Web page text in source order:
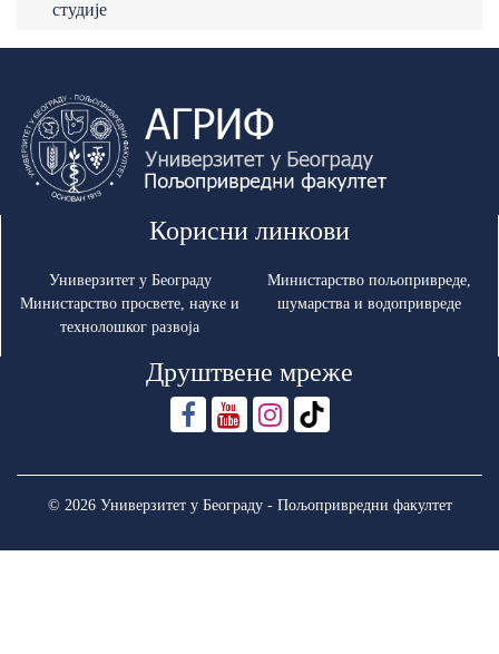
студије
Корисни линкови
Универзитет у Београду
Министарство просвете, науке и
технолошког развоја
Министарство пољопривреде,
шумарства и водопривреде
Друштвене мреже
© 2026 Универзитет у Београду - Пољопривредни факултет